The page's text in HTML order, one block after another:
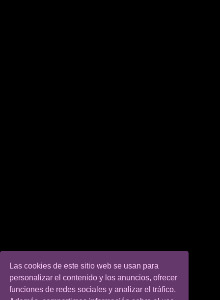
Las cookies de este sitio web se usan para
personalizar el contenido y los anuncios, ofrecer
funciones de redes sociales y analizar el tráfico.